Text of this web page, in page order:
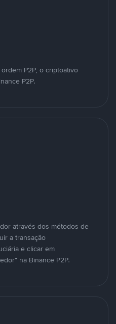
P2P, o criptoativo
P2P.
através dos métodos de
a transação
e clicar em
na Binance P2P.